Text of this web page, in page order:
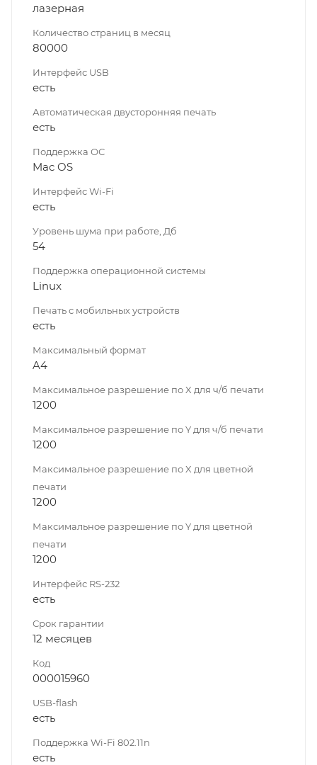
лазерная
Количество страниц в месяц
80000
Интерфейс USB
есть
Автоматическая двусторонняя печать
есть
Поддержка ОС
Mac OS
Интерфейс Wi-Fi
есть
Уровень шума при работе, Дб
54
Поддержка операционной системы
Linux
Печать с мобильных устройств
есть
Максимальный формат
A4
Максимальное разрешение по X для ч/б печати
1200
Максимальное разрешение по Y для ч/б печати
1200
Максимальное разрешение по X для цветной
печати
1200
Максимальное разрешение по Y для цветной
печати
1200
Интерфейс RS-232
есть
Срок гарантии
12 месяцев
Код
000015960
USB-flash
есть
Поддержка Wi-Fi 802.11n
есть